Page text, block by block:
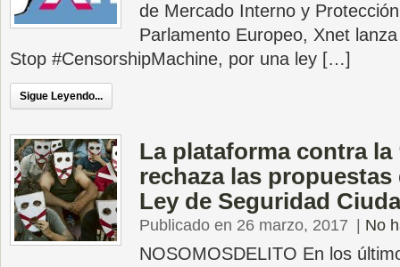
de Mercado Interno y
Parlamento Europeo, Xnet
Stop #CensorshipMachine, por una ley […]
Sigue Leyendo...
La plataforma contra la
rechaza las
Ley de Seguridad
Publicado en 26 marzo, 2017 No
NOSOMOSDELITO En los